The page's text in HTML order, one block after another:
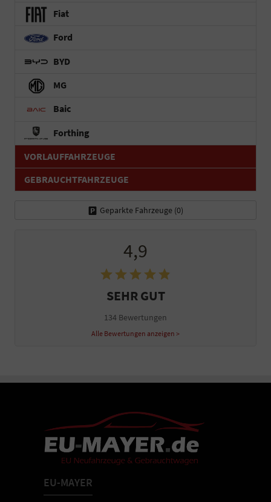
Fiat
Ford
BYD
MG
Baic
Forthing
VORLAUFFAHRZEUGE
GEBRAUCHTFAHRZEUGE
Geparkte Fahrzeuge (0)
4,9
SEHR GUT
134 Bewertungen
Alle Bewertungen anzeigen >
EU-MAYER